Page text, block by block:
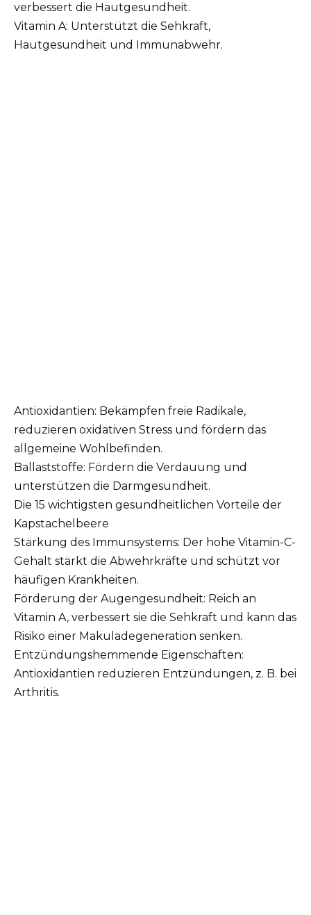
verbessert die Hautgesundheit.
Vitamin A: Unterstützt die Sehkraft,
Hautgesundheit und Immunabwehr.
Antioxidantien: Bekämpfen freie Radikale,
reduzieren oxidativen Stress und fördern das
allgemeine Wohlbefinden.
Ballaststoffe: Fördern die Verdauung und
unterstützen die Darmgesundheit.
Die 15 wichtigsten gesundheitlichen Vorteile der
Kapstachelbeere
Stärkung des Immunsystems: Der hohe Vitamin-C-
Gehalt stärkt die Abwehrkräfte und schützt vor
häufigen Krankheiten.
Förderung der Augengesundheit: Reich an
Vitamin A, verbessert sie die Sehkraft und kann das
Risiko einer Makuladegeneration senken.
Entzündungshemmende Eigenschaften:
Antioxidantien reduzieren Entzündungen, z. B. bei
Arthritis.